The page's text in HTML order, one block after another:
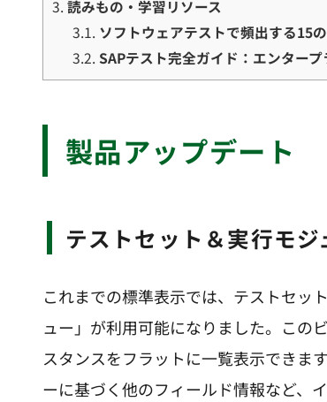
3.読みもの・学習リソース
3.1. ソフトウェアテストで頻出する15
3.2.SAPテスト完全ガイド：エンター
製品アップデート
テストセット＆実行モ
これまでの標準表示では、テストセッ
ュー」が利用可能になりました。この
スタンスをフラットに一覧表示できま
ーに基づく他のフィールド情報など、